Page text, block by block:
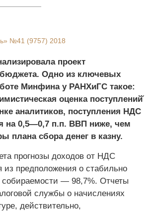
№41 (9757) 2018
проект
Одно из ключевых
Минфина у РАНХиГС такое:
оценка поступлений̆
аналитиков, поступления НДС
на 0,5—0,7 п.п. ВВП ниже, чем
плана сбора денег в казну.
прогнозы доходов от НДС
из предположения о стабильно
собираемости — 98,7%. Отчеты
службы о начислениях
действительно,